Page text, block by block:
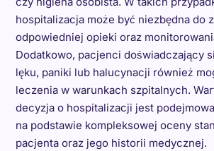
hospitalizacja może być niezbędna do
odpowiedniej opieki oraz
Dodatkowo, pacjenci doświadczający
lęku, paniki lub halucynacji również
leczenia w warunkach szpitalnych.
decyzja o hospitalizacji jest
na podstawie kompleksowej oceny
pacjenta oraz jego historii medycznej.